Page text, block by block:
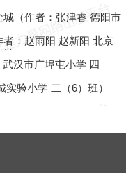
（作者：张津睿 德阳市
：赵雨阳 赵新阳 北京
）
武汉市广埠屯小学 四
验小学 二（6）班）